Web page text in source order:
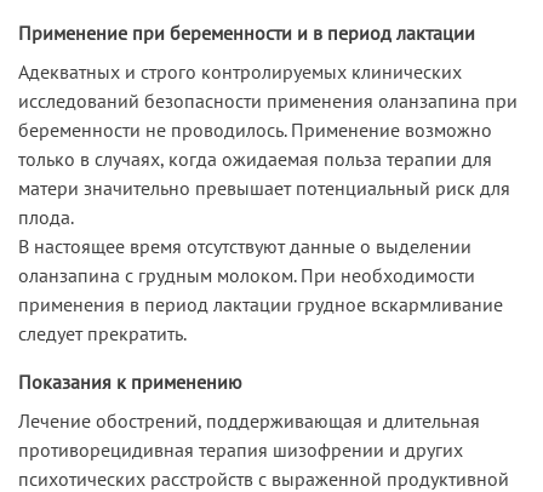
Применение при беременности и в период лактации
Адекватных и строго контролируемых клинических
исследований безопасности применения оланзапина при
беременности не проводилось. Применение возможно
только в случаях, когда ожидаемая польза терапии для
матери значительно превышает потенциальный риск для
плода.
В настоящее время отсутствуют данные о выделении
оланзапина с грудным молоком. При необходимости
применения в период лактации грудное вскармливание
следует прекратить.
Показания к применению
Лечение обострений, поддерживающая и длительная
противорецидивная терапия шизофрении и других
психотических расстройств с выраженной продуктивной